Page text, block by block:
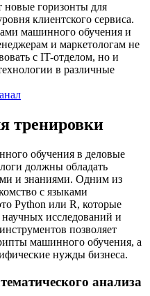
горизонты для
клиентского сервиса.
машинного обучения и
и маркетологам не
с IT-отделом, но и
в различные
тренировки
обучения в деловые
должны обладать
и знаниями. Одним из
с языками
Python или R, которые
научных исследований и
позволяет
машинного обучения, а
нужды бизнеса.
анализа